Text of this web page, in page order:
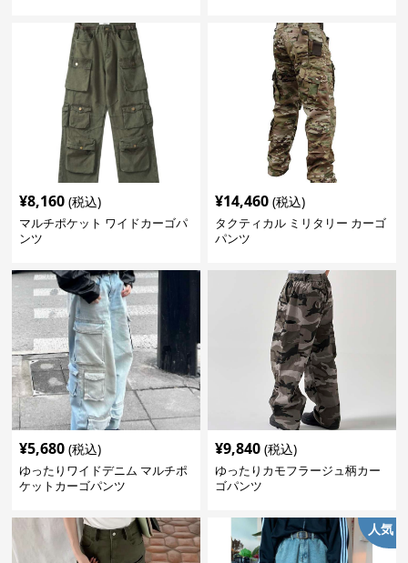
¥8,160 (税込)
マルチポケット ワイドカーゴパ
ンツ
¥14,460 (税込)
タクティカル ミリタリー カーゴ
パンツ
¥5,680 (税込)
ゆったりワイドデニム マルチポ
ケットカーゴパンツ
¥9,840 (税込)
ゆったりカモフラージュ柄カー
ゴパンツ
人気